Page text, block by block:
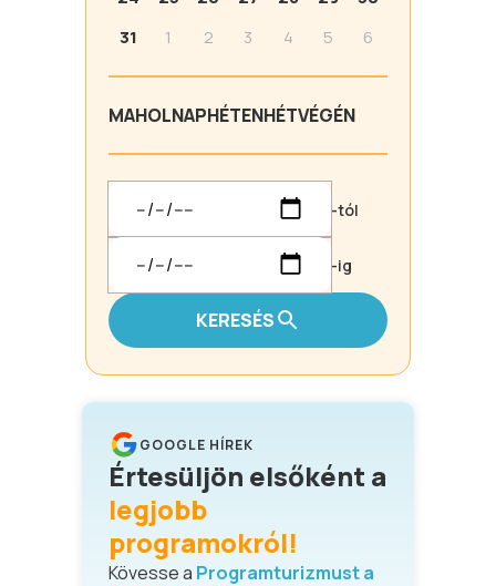
31
1 2 3 4 5 6
MAHOLNAPHÉTENHÉTVÉGÉN
-tól
-ig
KERESÉS
GOOGLE HÍREK
Értesüljön elsőként a
legjobb
programokról!
Kövesse a Programturizmust a